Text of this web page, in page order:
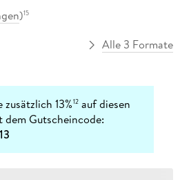
)15
Alle 3 Formate
zusätzlich 13%12 auf diesen
Gutscheincode: